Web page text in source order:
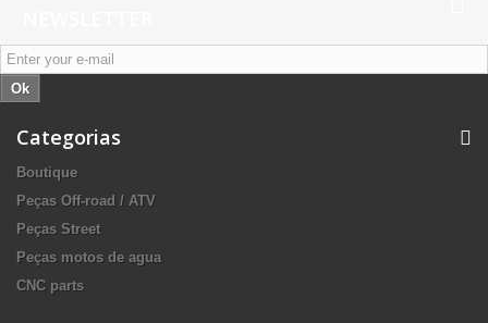
Ok
Categorias
Boutique
Peças Off-road / ATV
Peças Street
Peças motos de agua
CNC parts